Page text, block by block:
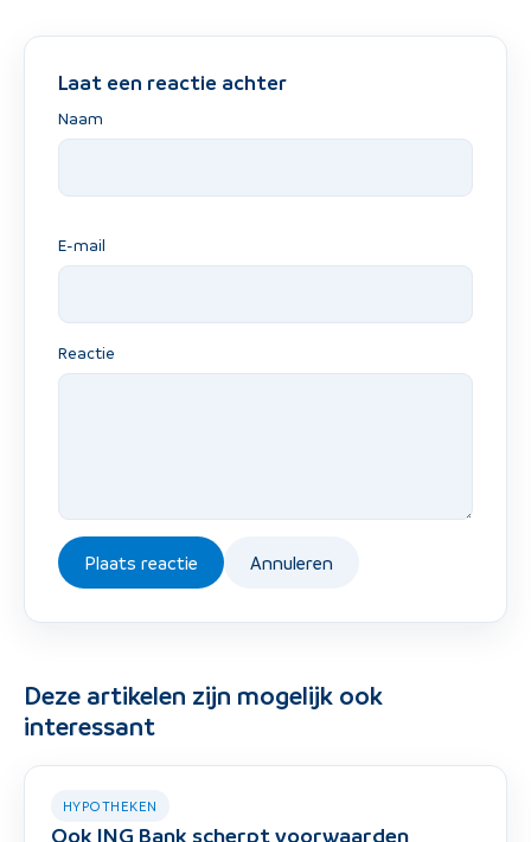
Laat een reactie achter
Naam
E-mail
Reactie
Plaats reactie Annuleren
Deze artikelen zijn mogelijk ook
interessant
HYPOTHEKEN
Ook ING Bank scherpt voorwaarden